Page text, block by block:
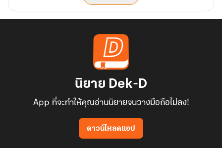
นิยาย Dek-D
App ที่จะทำให้คุณอ่านนิยายจนวางมือถือไม่ลง!
ดาวน์โหลดแอป